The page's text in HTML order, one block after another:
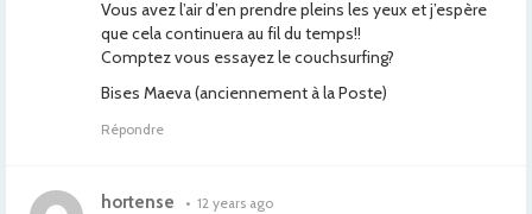
Vous avez l’air d’en prendre pleins les yeux et j’espère
que cela continuera au fil du temps!!
Comptez vous essayez le couchsurfing?
Bises Maeva (anciennement à la Poste)
Répondre
hortense • 12 years ago